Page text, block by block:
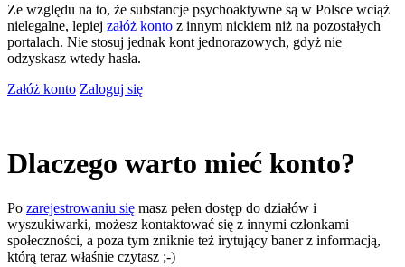
Ze względu na to, że substancje psychoaktywne są w Polsce wciąż
nielegalne, lepiej załóż konto z innym nickiem niż na pozostałych
portalach. Nie stosuj jednak kont jednorazowych, gdyż nie
odzyskasz wtedy hasła.
Załóż konto Zaloguj się
Dlaczego warto mieć konto?
Po zarejestrowaniu się masz pełen dostęp do działów i
wyszukiwarki, możesz kontaktować się z innymi członkami
społeczności, a poza tym zniknie też irytujący baner z informacją,
którą teraz właśnie czytasz ;-)